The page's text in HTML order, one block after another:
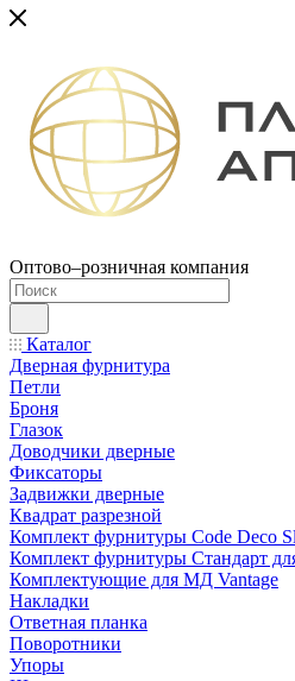
Оптово–розничная компания
Каталог
Дверная фурнитура
Петли
Броня
Глазок
Доводчики дверные
Фиксаторы
Задвижки дверные
Квадрат разрезной
Комплект фурнитуры Code Deco
Комплект фурнитуры Стандарт
Комплектующие для МД Vantage
Накладки
Ответная планка
Поворотники
Упоры